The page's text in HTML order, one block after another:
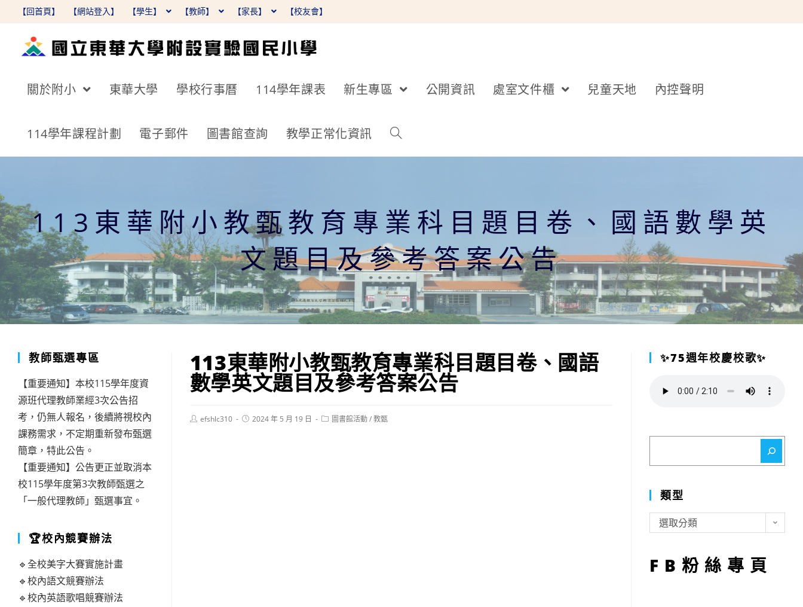
【回首頁】 【網站登入】 【學生】 【教師】 【家長】 【校友會】
關於附小 東華大學 學校行事曆 114學年課表 新生專區 公開資訊 處室文件櫃 兒童天地 內控聲明
114學年課程計劃 電子郵件 圖書館查詢 教學正常化資訊
113東華附小教甄教育專業科目題目卷、國語數學英
文題目及參考答案公告
113東華附小教甄教育專業科目題目卷、國語
數學英文題目及參考答案公告
Postefshlc310
Post2024 年 5 月 19 日
Post圖書館活動/教甄
教師甄選專區
【重要通知】本校115學年度資
源班代理教師業經3次公告招
考，仍無人報名，後續將視校內
課務需求，不定期重新發布甄選
簡章，特此公告。
【重要通知】公告更正並取消本
校115學年度第3次教師甄選之
「一般代理教師」甄選事宜。
🏆校內競賽辦法
🔹全校美字大賽實施計畫
🔹校內語文競賽辦法
🔹校內英語歌唱競賽辦法
✨75週年校慶校歌✨
類型
型
選取分類
FB粉絲專頁